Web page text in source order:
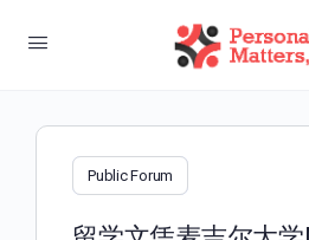
Public Forum